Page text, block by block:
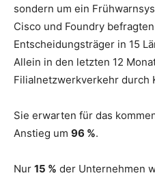
sondern um ein
Cisco und Foundry
Entscheidungsträger in 15
Allein in den letzten 12
Filialnetzwerkverkehr durch
Sie erwarten für das
Anstieg um 96 %.
Nur 15 % der Unternehmen